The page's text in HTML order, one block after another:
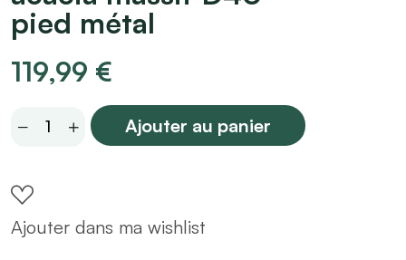
pied métal
119,99 €
Table
acacia
massif
Ajouter au panier
Ajouter dans ma wishlist